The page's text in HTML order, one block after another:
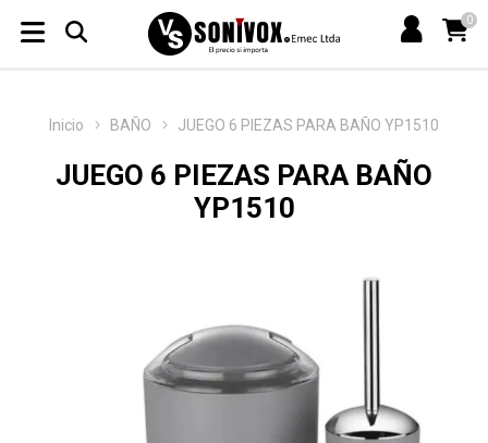
0
Inicio BAÑO JUEGO 6 PIEZAS PARA BAÑO YP1510
JUEGO 6 PIEZAS PARA BAÑO
YP1510